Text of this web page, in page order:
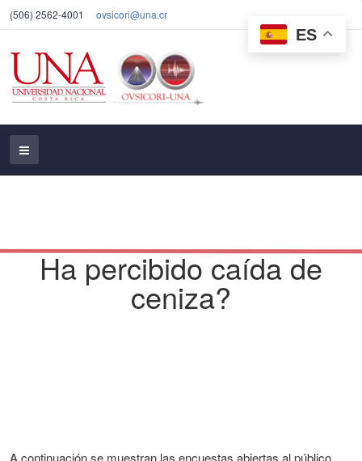
(506) 2562-4001 ovsicori@una.cr
ES
Ha percibido caída de
ceniza?
A continuación se muestran las encuestas abiertas al público.